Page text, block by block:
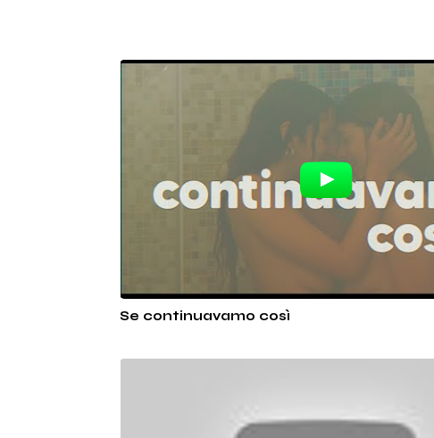
Se continuavamo così